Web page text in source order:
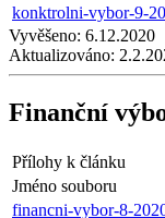
konktrolni-vybor-9-
Vyvěšeno: 6.12.2020
Aktualizováno:
Finanční
Přílohy k článku
Jméno souboru
financni-vybor-8-